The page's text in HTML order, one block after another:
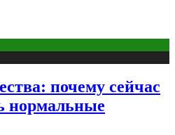
почему сейчас
нормальные